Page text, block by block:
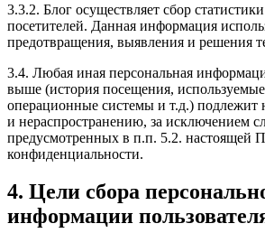
3.3.2. Блог осуществляет сбор
посетителей. Данная информация
предотвращения, выявления и решения
3.4. Любая иная персональная
выше (история посещения, используемые
операционные системы и т.д.)
и нераспространению, за исключением
предусмотренных в п.п. 5.2. настоящей
конфиденциальности.
4. Цели сбора
информации